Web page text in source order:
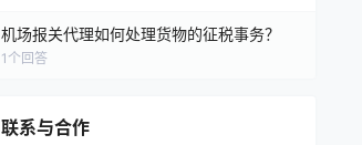
机场报关代理如何处理货物的征税事务？
1 个回答
联系与合作